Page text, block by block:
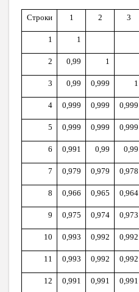
Строки 1 2 3
1 1
2 0,99 1
3 0,99 0,999 1
4 0,999 0,999 0,999
5 0,999 0,999 0,999
6 0,991 0,99 0,99
7 0,979 0,979 0,978
8 0,966 0,965 0,964
9 0,975 0,974 0,973
10 0,993 0,992 0,992
11 0,993 0,992 0,992
12 0,991 0,991 0,991